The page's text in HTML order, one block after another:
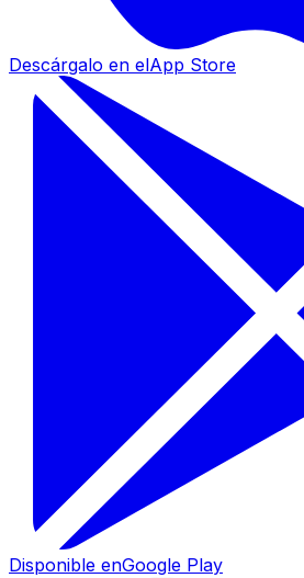
Descárgalo en elApp Store
Disponible enGoogle Play